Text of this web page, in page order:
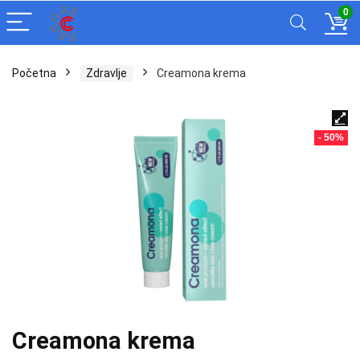
0
Početna Zdravlje Creamona krema
- 50%
Creamona krema